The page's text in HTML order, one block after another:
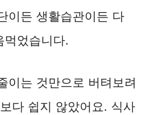
이든 생활습관이든 다
먹었습니다.
이는 것만으로 버텨보려
다 쉽지 않았어요. 식사